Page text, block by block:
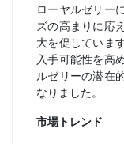
ローヤルゼリー
ズの高まりに応
大を促していま
入手可能性を高
ルゼリーの潜在
なりました。
市場トレンド